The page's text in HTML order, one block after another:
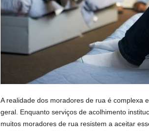
A realidade dos moradores de rua é complexa
geral. Enquanto serviços de acolhimento
muitos moradores de rua resistem a aceitar